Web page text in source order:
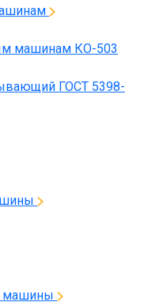
машинам КО-503
ГОСТ 5398-
машины